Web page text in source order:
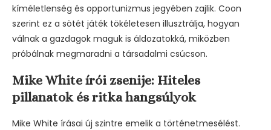
kíméletlenség és opportunizmus jegyében zajlik. Coon
szerint ez a sötét játék tökéletesen illusztrálja, hogyan
válnak a gazdagok maguk is áldozatokká, miközben
próbálnak megmaradni a társadalmi csúcson.
Mike White írói zsenije: Hiteles
pillanatok és ritka hangsúlyok
Mike White írásai új szintre emelik a történetmesélést.